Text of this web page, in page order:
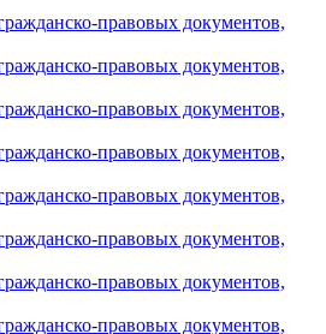
правовых документов,
правовых документов,
правовых документов,
правовых документов,
правовых документов,
правовых документов,
правовых документов,
правовых документов,